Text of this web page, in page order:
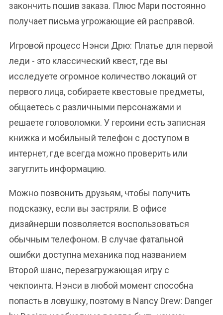
закончить пошив заказа. Плюс Мари постоянно
получает письма угрожающие ей расправой.
Игровой процесс Нэнси Дрю: Платье для первой
леди - это классический квест, где вы
исследуете огромное количество локаций от
первого лица, собираете квестовые предметы,
общаетесь с различными персонажами и
решаете головоломки. У героини есть записная
книжка и мобильный телефон с доступом в
интернет, где всегда можно проверить или
загуглить информацию.
Можно позвонить друзьям, чтобы получить
подсказку, если вы застряли. В офисе
дизайнерши позволяется воспользоваться
обычным телефоном. В случае фатальной
ошибки доступна механика под названием
Второй шанс, перезагружающая игру с
чекпоинта. Нэнси в любой момент способна
попасть в ловушку, поэтому в Nancy Drew: Danger